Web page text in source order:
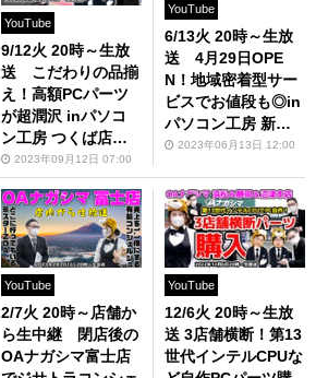
YouTube
9/12火 20時～生放
送 こだわりの品揃
え！高額PCパーツ
が超潤沢 inパソコ
ン工房 つくば店
【ジサトラコンシェ
ルジュ】
2023年09月12日 07:00
YouTube
6/13火 20時～生放
送 4月29日OPE
N！地域密着型サー
ビスでお値段も◎in
パソコン工房 新前
橋店【ジサトラコン
2023年06月13日 12:00
YouTube
2/7火 20時～店舗か
ら生中継 閉店後の
OAナガシマ富士店
YouTube
12/6火 20時～生放
送 3店舗横断！第13
世代インテルCPUな